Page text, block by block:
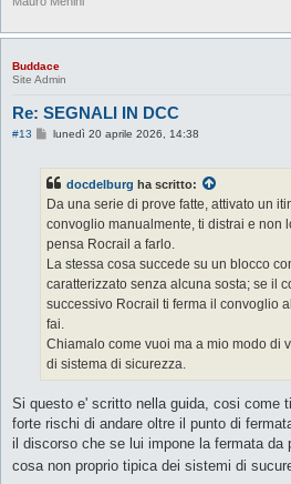
Buddace
Site Admin
Re: SEGNALI IN DCC
#13
M
a
g
i
o
lunedì 20 aprile 2026, 14:38
docdelburg ha scritto:
Da una serie di prove fatte, attivato un
convoglio manualmente, ti distrai e non
pensa Rocrail a farlo.
La stessa cosa succede su un blocco
caratterizzato senza alcuna sosta; se il
successivo Rocrail ti ferma il convoglio
fai.
Chiamalo come vuoi ma a mio modo di
di sistema di sicurezza.
Si questo e' scritto nella guida, cosi come
forte rischi di andare oltre il punto di
il discorso che se lui impone la fermata da
cosa non proprio tipica dei sistemi di